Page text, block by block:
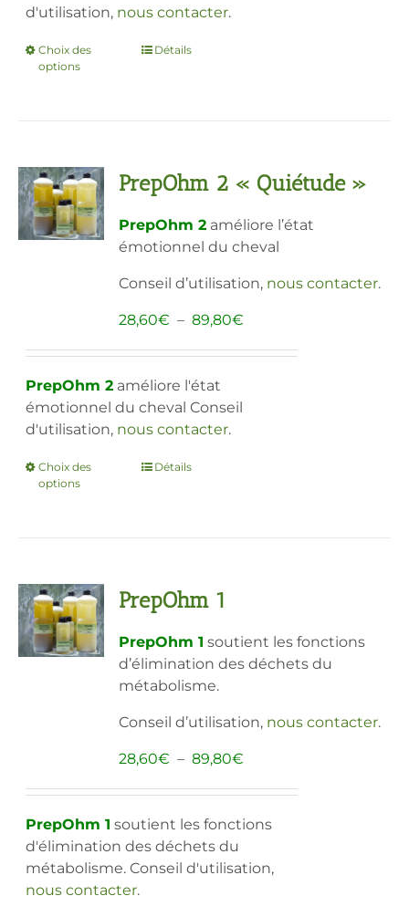
d'utilisation, nous contacter.
Choix des
options
Ce
options
être
choisies
la
page
produit
Détails
PrepOhm 2 « Quiétude »
PrepOhm 2 améliore l’état
émotionnel du cheval
Conseil d’utilisation, nous contacter.
28,60€ – 89,80€
prix :
PrepOhm 2 améliore l'état
émotionnel du cheval Conseil
d'utilisation, nous contacter.
Choix des
options
Ce
options
être
choisies
sur
page
du
Détails
PrepOhm 1
PrepOhm 1 soutient les fonctions
d’élimination des déchets du
métabolisme.
Conseil d’utilisation, nous contacter.
28,60€ – 89,80€
prix :
28,60€
89,80€
PrepOhm 1 soutient les fonctions
d'élimination des déchets du
métabolisme. Conseil d'utilisation,
nous contacter.